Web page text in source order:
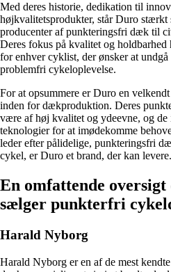
Med deres historie, dedikation til
højkvalitetsprodukter, står Duro stærkt
producenter af punkteringsfri dæk til
Deres fokus på kvalitet og
for enhver cyklist, der ønsker at
problemfri cykeloplevelse.
For at opsummere er Duro en
inden for dækproduktion. Deres
være af høj kvalitet og ydeevne, og de
teknologier for at imødekomme
leder efter pålidelige, punkteringsfri
cykel, er Duro et brand, der kan levere.
En omfattende
sælger punkterfri
Harald Nyborg
Harald Nyborg er en af de mest